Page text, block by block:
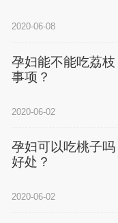
2020-06-08
孕妇能不能吃荔
事项？
2020-06-02
孕妇可以吃桃子
好处？
2020-06-02